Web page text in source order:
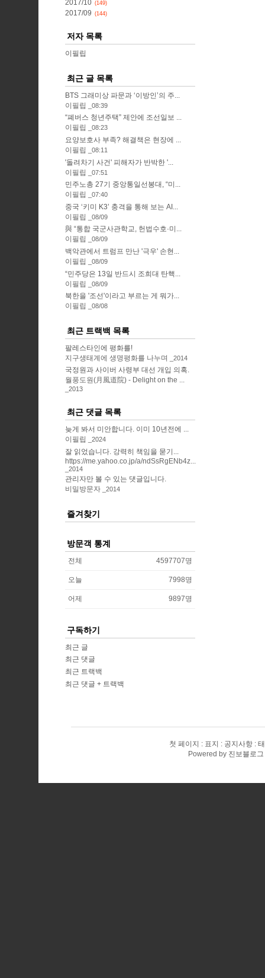
2017/10 (149)
2017/09 (144)
저자 목록
이필립
최근 글 목록
BTS 그래미상 파문과 ‘이방인’의 주...
이필립
08:39
“폐버스 청년주택” 제안에 조선일보 ...
이필립
08:23
요양보호사 부족? 해결책은 현장에 ...
이필립
08:11
'돌려차기 사건' 피해자가 반박한 '...
이필립
07:51
민주노총 27기 중앙통일선봉대, “미...
이필립
07:40
중국 ‘키미 K3’ 충격을 통해 보는 AI...
이필립
08/09
與 “통합 국군사관학교, 헌법수호·미...
이필립
08/09
백악관에서 트럼프 만난 '극우' 손현...
이필립
08/09
“민주당은 13일 반드시 조희대 탄핵...
이필립
08/09
북한을 '조선'이라고 부르는 게 뭐가...
이필립
08/08
최근 트랙백 목록
팔레스타인에 평화를!
지구생태계에 생명평화를 나누며
2014
국정원과 사이버 사령부 대선 개입 의혹.
월풍도원(月風道院) - Delight on the ...
2013
최근 댓글 목록
늦게 봐서 미안합니다. 이미 10년전에 ...
이필립
2024
잘 읽었습니다. 강력히 책임을 묻기...
https://me.yahoo.co.jp/a/ndSsRgENb4z...
2014
관리자만 볼 수 있는 댓글입니다.
비밀방문자
2014
즐겨찾기
방문객 통계
전체 4597707명
오늘 7998명
어제 9897명
구독하기
최근 글
최근 댓글
최근 트랙백
최근 댓글 + 트랙백
첫 페이지 표지 공지사항
Powered by 진보블로그